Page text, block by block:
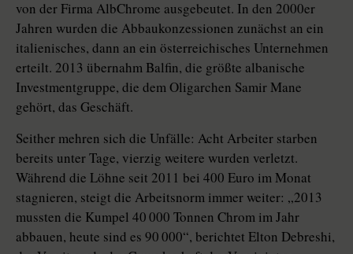
von der Firma AlbChrome ausgebeutet. In den 2000er
Jahren wurden die Abbaukonzessionen zunächst an ein
italienisches, dann an ein österreichisches Unternehmen
erteilt. 2013 übernahm Balfin, die größte albanische
Investmentgruppe, die dem Oligarchen Samir Mane
gehört, das Geschäft.
Seither mehren sich die Unfälle: Acht Arbeiter starben
bereits unter Tage, vierzig weitere wurden verletzt.
Während die Löhne seit 2011 bei 400 Euro im Monat
stagnieren, steigt die Arbeitsnorm immer weiter: „2013
mussten die Kumpel 40 000 Tonnen Chrom im Jahr
abbauen, heute sind es 90 000“, berichtet Elton Debreshi,